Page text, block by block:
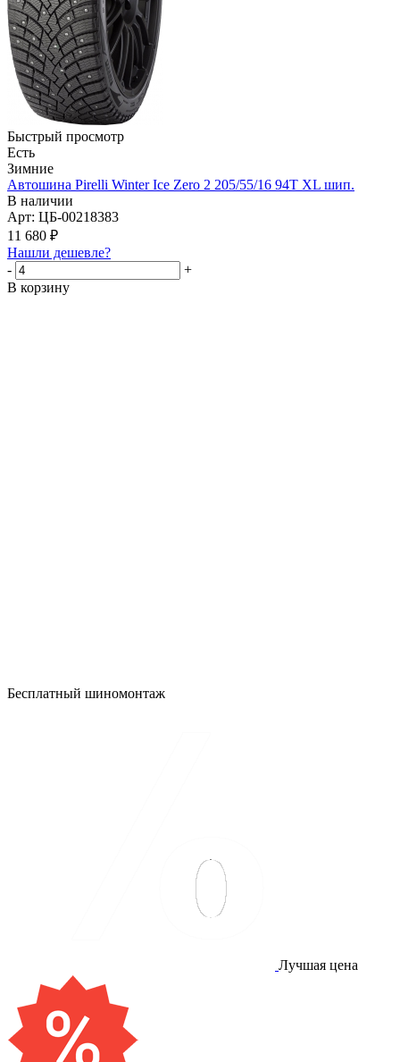
Быстрый просмотр
Есть
Зимние
Автошина Pirelli Winter Ice Zero 2 205/55/16 94T XL шип.
В наличии
Арт: ЦБ-00218383
11 680 ₽
Нашли дешевле?
-
+
В корзину
Бесплатный шиномонтаж
Лучшая цена